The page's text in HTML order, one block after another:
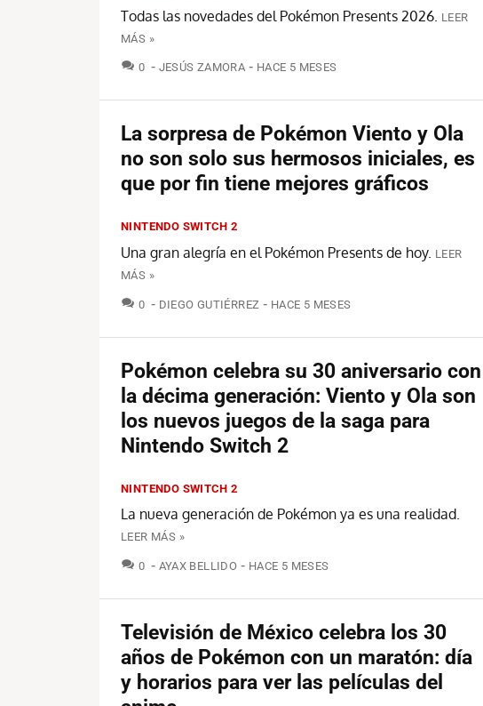
Todas las novedades del Pokémon Presents 2026. LEER
MÁS »
0 COMENTARIOS
JESÚS ZAMORA HACE 5 MESES
La sorpresa de Pokémon Viento y Ola
no son solo sus hermosos iniciales, es
que por fin tiene mejores gráficos
NINTENDO SWITCH 2
Una gran alegría en el Pokémon Presents de hoy. LEER
MÁS »
0 COMENTARIOS
DIEGO GUTIÉRREZ HACE 5 MESES
Pokémon celebra su 30 aniversario con
la décima generación: Viento y Ola son
los nuevos juegos de la saga para
Nintendo Switch 2
NINTENDO SWITCH 2
La nueva generación de Pokémon ya es una realidad.
LEER MÁS »
0 COMENTARIOS
AYAX BELLIDO HACE 5 MESES
Televisión de México celebra los 30
años de Pokémon con un maratón: día
y horarios para ver las películas del